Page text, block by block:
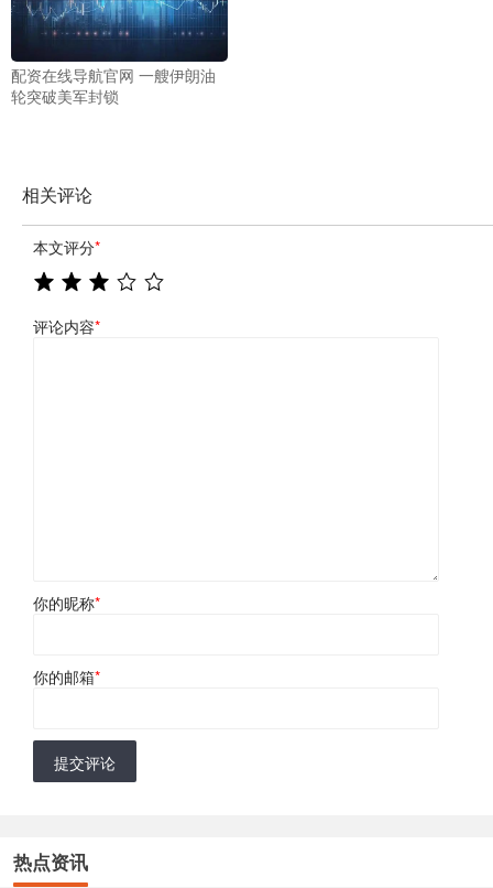
配资在线导航官网 一艘伊朗油
轮突破美军封锁
相关评论
本文评分*
评论内容*
你的昵称*
你的邮箱*
提交评论
热点资讯